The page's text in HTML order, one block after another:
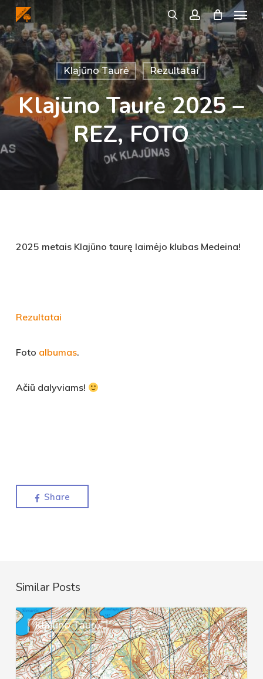
Skip
to
main
content
searchaccount
Menu
Klajūno Taurė Rezultatai
Klajūno Taurė 2025 –
REZ, FOTO
2025 metais Klajūno taurę laimėjo klubas Medeina!
Rezultatai
Foto albumas.
Ačiū dalyviams!
Share
Similar Posts
Klajūno Taurė
2026
M.
KLAJŪNO
TAURĖS